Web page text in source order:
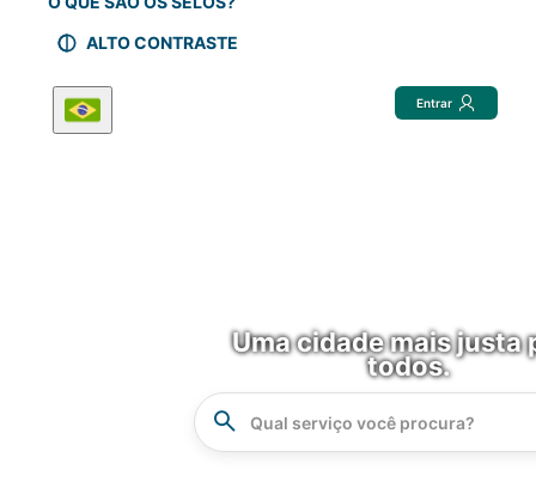
ALTO CONTRASTE
Entrar
Uma cidade mais justa
todos.